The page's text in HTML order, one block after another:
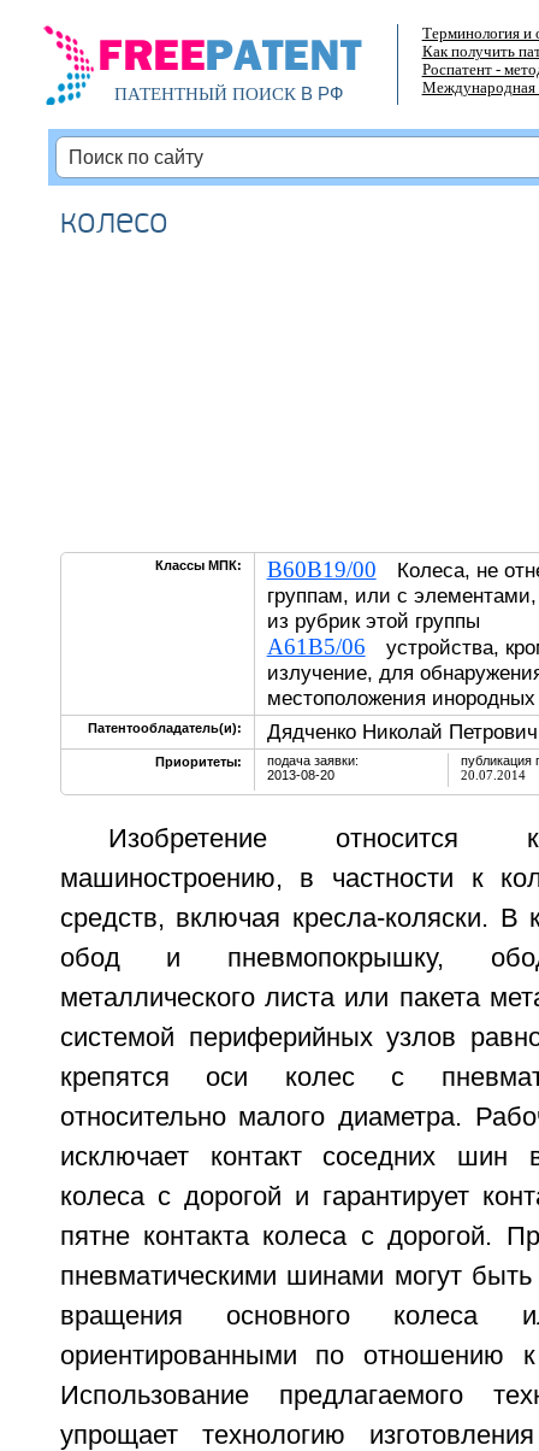
ПАТЕНТНЫЙ ПОИСКВ РФ
Терминология и
Как получить
Роспатент -
Международная
колесо
Классы МПК: B60B19/00 Колеса, не
группам, или с
из рубрик этой группы
A61B5/06 устройства,
излучение, для
местоположения инородных
Патентообладатель(и): Дядченко Николай
Приоритеты:
подача заявки:
2013-08-20
публикация
20.07.2014
Изобретение относится
машиностроению, в частности к
средств, включая кресла-коляски.
обод и пневмопокрышку,
металлического листа или пакета
системой периферийных узлов
крепятся оси колес с
относительно малого диаметра.
исключает контакт соседних шин
колеса с дорогой и гарантирует
пятне контакта колеса с дорогой.
пневматическими шинами могут
вращения основного колеса
ориентированными по отношению
Использование предлагаемого
упрощает технологию